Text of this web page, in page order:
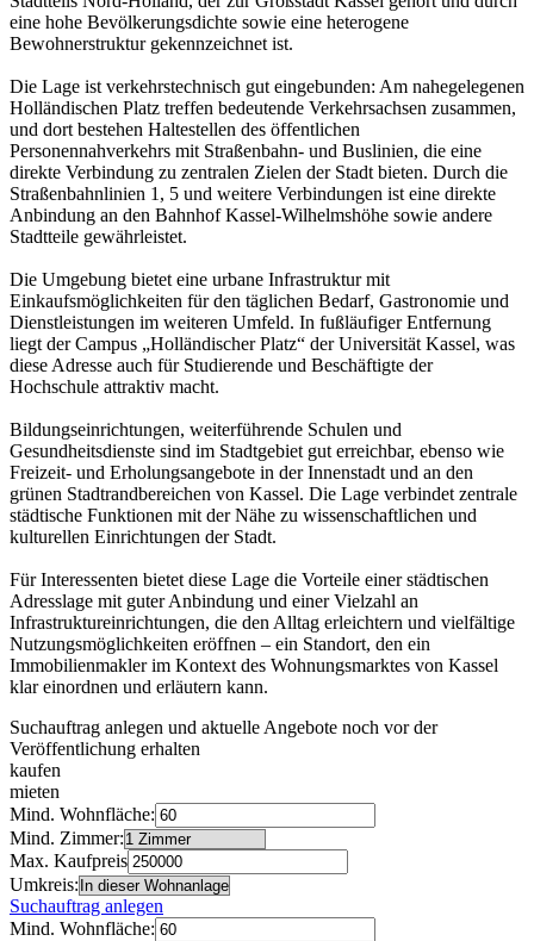
eine hohe Bevölkerungsdichte sowie eine heterogene
Bewohnerstruktur gekennzeichnet ist.
Die Lage ist verkehrstechnisch gut eingebunden: Am nahegelegenen
Holländischen Platz treffen bedeutende Verkehrsachsen zusammen,
und dort bestehen Haltestellen des öffentlichen
Personennahverkehrs mit Straßenbahn- und Buslinien, die eine
direkte Verbindung zu zentralen Zielen der Stadt bieten. Durch die
Straßenbahnlinien 1, 5 und weitere Verbindungen ist eine direkte
Anbindung an den Bahnhof Kassel-Wilhelmshöhe sowie andere
Stadtteile gewährleistet.
Die Umgebung bietet eine urbane Infrastruktur mit
Einkaufsmöglichkeiten für den täglichen Bedarf, Gastronomie und
Dienstleistungen im weiteren Umfeld. In fußläufiger Entfernung
liegt der Campus „Holländischer Platz“ der Universität Kassel, was
diese Adresse auch für Studierende und Beschäftigte der
Hochschule attraktiv macht.
Bildungseinrichtungen, weiterführende Schulen und
Gesundheitsdienste sind im Stadtgebiet gut erreichbar, ebenso wie
Freizeit- und Erholungsangebote in der Innenstadt und an den
grünen Stadtrandbereichen von Kassel. Die Lage verbindet zentrale
städtische Funktionen mit der Nähe zu wissenschaftlichen und
kulturellen Einrichtungen der Stadt.
Für Interessenten bietet diese Lage die Vorteile einer städtischen
Adresslage mit guter Anbindung und einer Vielzahl an
Infrastruktureinrichtungen, die den Alltag erleichtern und vielfältige
Nutzungsmöglichkeiten eröffnen – ein Standort, den ein
Immobilienmakler im Kontext des Wohnungsmarktes von Kassel
klar einordnen und erläutern kann.
Suchauftrag anlegen und aktuelle Angebote noch vor der
Veröffentlichung erhalten
kaufen
mieten
Mind. Wohnfläche:
Mind. Zimmer:
Max. Kaufpreis
Umkreis:
Suchauftrag anlegen
Mind. Wohnfläche: